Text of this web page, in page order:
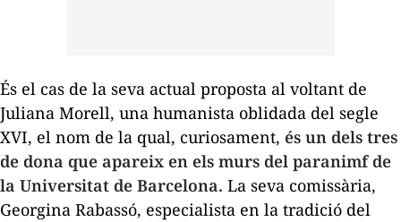
És el cas de la seva actual proposta al voltant de
Juliana Morell, una humanista oblidada del segle
XVI, el nom de la qual, curiosament, és un dels tres
de dona que apareix en els murs del paranimf de
la Universitat de Barcelona. La seva comissària,
Georgina Rabassó, especialista en la tradició del